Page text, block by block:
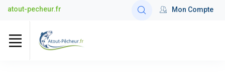
atout-pecheur.fr Mon Compte